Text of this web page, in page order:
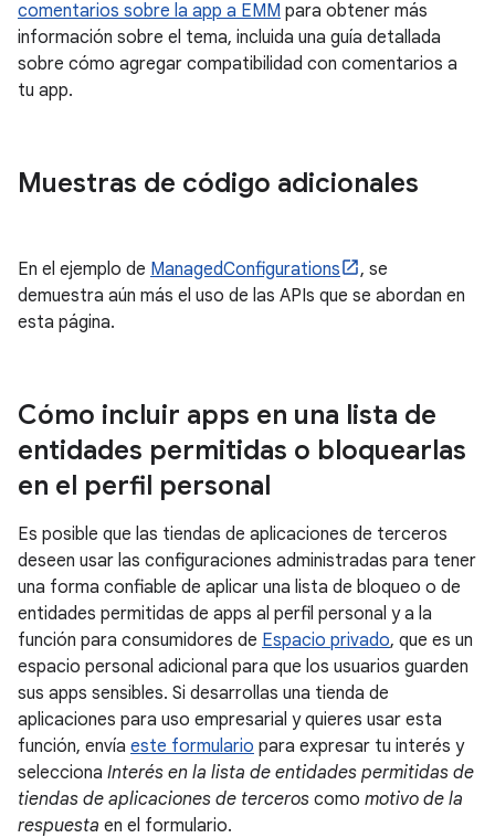
comentarios sobre la app a EMM para obtener más
información sobre el tema, incluida una guía detallada
sobre cómo agregar compatibilidad con comentarios a
tu app.
Muestras de código adicionales
En el ejemplo de ManagedConfigurations
, se
demuestra aún más el uso de las APIs que se abordan en
esta página.
Cómo incluir apps en una lista de
entidades permitidas o bloquearlas
en el perfil personal
Es posible que las tiendas de aplicaciones de terceros
deseen usar las configuraciones administradas para tener
una forma confiable de aplicar una lista de bloqueo o de
entidades permitidas de apps al perfil personal y a la
función para consumidores de Espacio privado, que es un
espacio personal adicional para que los usuarios guarden
sus apps sensibles. Si desarrollas una tienda de
aplicaciones para uso empresarial y quieres usar esta
función, envía este formulario para expresar tu interés y
selecciona Interés en la lista de entidades permitidas de
tiendas de aplicaciones de terceros como motivo de la
respuesta en el formulario.